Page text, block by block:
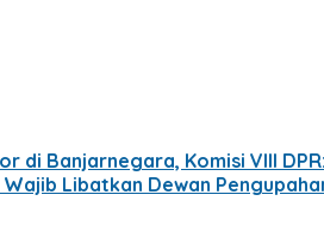
di Banjarnegara, Komisi VIII
Wajib Libatkan Dewan